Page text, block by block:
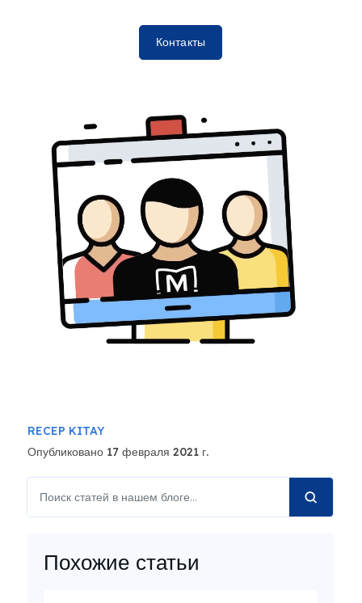
Контакты
RECEP KITAY
Опубликовано 17 февраля 2021 г.
Похожие статьи